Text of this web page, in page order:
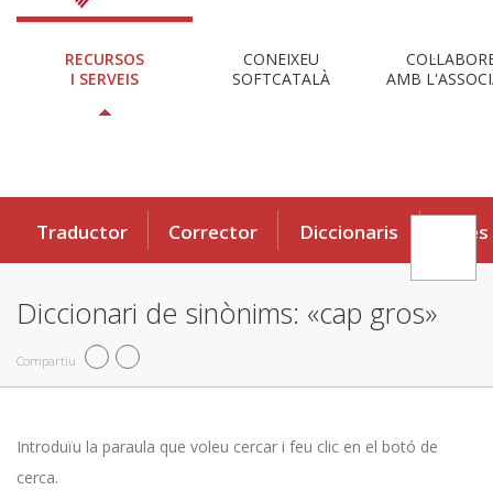
RECURSOS
I SERVEIS
CONEIXEU
SOFTCATALÀ
AMB
Traductor Corrector Diccionaris Eines
Diccionari de sinònims: «cap gros»
Compartiu
Introduïu la paraula que voleu cercar i feu clic en el botó de
cerca.